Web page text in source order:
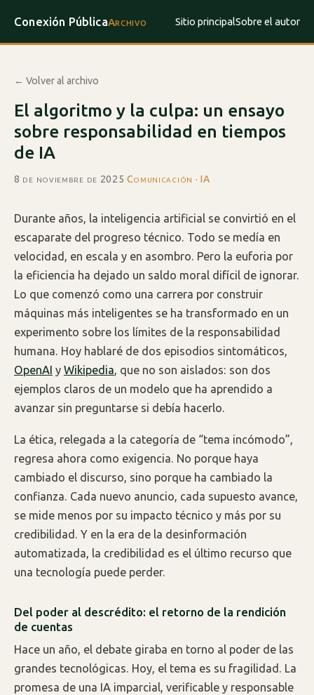
Conexión PúblicaArchivo Sitio principalSobre el autor
← Volver al archivo
El algoritmo y la culpa: un ensayo
sobre responsabilidad en tiempos
de IA
8 de noviembre de 2025·Comunicación · IA
Durante años, la inteligencia artificial se convirtió en el
escaparate del progreso técnico. Todo se medía en
velocidad, en escala y en asombro. Pero la euforia por
la eficiencia ha dejado un saldo moral difícil de ignorar.
Lo que comenzó como una carrera por construir
máquinas más inteligentes se ha transformado en un
experimento sobre los límites de la responsabilidad
humana. Hoy hablaré de dos episodios sintomáticos,
OpenAI y Wikipedia, que no son aislados: son dos
ejemplos claros de un modelo que ha aprendido a
avanzar sin preguntarse si debía hacerlo.
La ética, relegada a la categoría de “tema incómodo”,
regresa ahora como exigencia. No porque haya
cambiado el discurso, sino porque ha cambiado la
confianza. Cada nuevo anuncio, cada supuesto avance,
se mide menos por su impacto técnico y más por su
credibilidad. Y en la era de la desinformación
automatizada, la credibilidad es el último recurso que
una tecnología puede perder.
Del poder al descrédito: el retorno de la rendición
de cuentas
Hace un año, el debate giraba en torno al poder de las
grandes tecnológicas. Hoy, el tema es su fragilidad. La
promesa de una IA imparcial, verificable y responsable